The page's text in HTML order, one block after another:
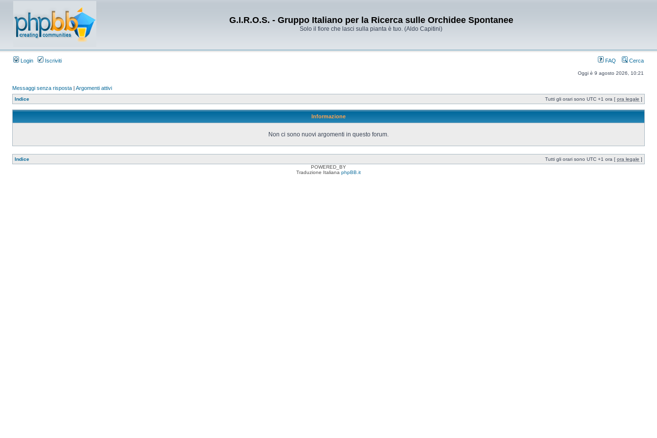
G.I.R.O.S. - Gruppo Italiano per la Ricerca sulle Orchidee Spontanee
Solo il fiore che lasci sulla pianta è tuo. (Aldo Capitini)
Login Iscriviti FAQ Cerca
Oggi è 9 agosto 2026, 10:21
Messaggi senza risposta | Argomenti attivi
Indice Tutti gli orari sono UTC +1 ora [ ora legale ]
Informazione
Non ci sono nuovi argomenti in questo forum.
Indice Tutti gli orari sono UTC +1 ora [ ora legale ]
POWERED_BY
Traduzione Italiana phpBB.it